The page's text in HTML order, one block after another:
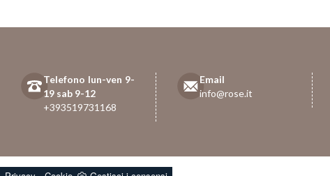
Telefono lun-ven 9-
19 sab 9-12
+393519731168
Email
info@rose.it